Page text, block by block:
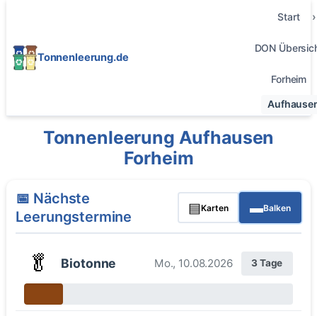
Tonnenleerung.de
Start
DON
Forheim
Tonnenleerung Aufhausen
Forheim
📅 Nächste
Leerungstermine
▤Karten ▬Balken
🥬 Biotonne Mo., 10.08.2026 3 Tage